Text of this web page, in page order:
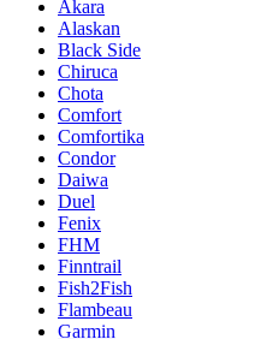
Akara
Alaskan
Black Side
Chiruca
Chota
Comfort
Comfortika
Condor
Daiwa
Duel
Fenix
FHM
Finntrail
Fish2Fish
Flambeau
Garmin